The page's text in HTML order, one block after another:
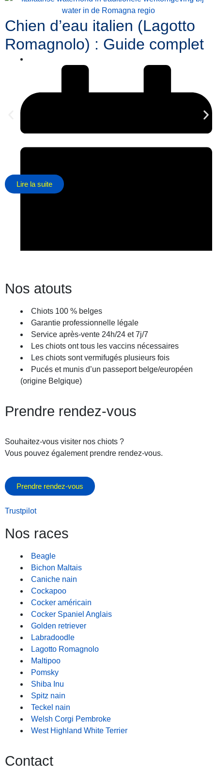
Chien d’eau italien (Lagotto
Romagnolo) : Guide complet
décembre 15, 2025
Lire la suite
Nos atouts
Chiots 100 % belges
Garantie professionnelle légale
Service après-vente 24h/24 et 7j/7
Les chiots ont tous les vaccins nécessaires
Les chiots sont vermifugés plusieurs fois
Pucés et munis d’un passeport belge/européen
(origine Belgique)
Prendre rendez-vous
Souhaitez-vous visiter nos chiots ?
Vous pouvez également prendre rendez-vous.
Prendre rendez-vous
Trustpilot
Nos races
Beagle
Bichon Maltais
Caniche nain
Cockapoo
Cocker américain
Cocker Spaniel Anglais
Golden retriever
Labradoodle
Lagotto Romagnolo
Maltipoo
Pomsky
Shiba Inu
Spitz nain
Teckel nain
Welsh Corgi Pembroke
West Highland White Terrier
Contact